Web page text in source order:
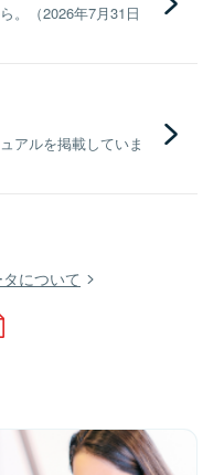
。（2026年7月31日
アルを掲載していま
について